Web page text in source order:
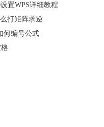
置WPS详细教程
打矩阵求逆
何编号公式